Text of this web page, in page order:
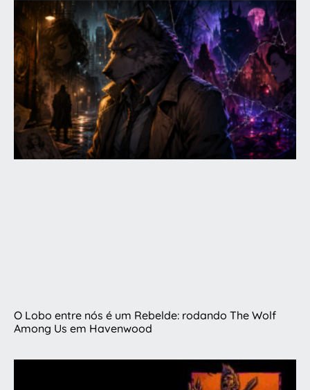
O Lobo entre nós é um Rebelde: rodando The Wolf
Among Us em Havenwood